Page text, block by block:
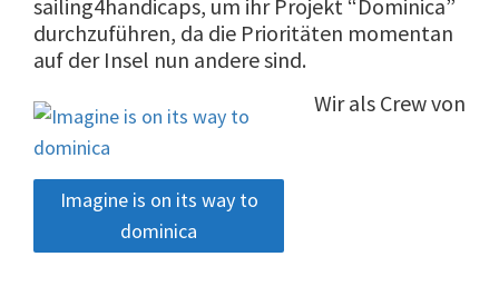
sailing4handicaps, um ihr Projekt “Dominica”
durchzuführen, da die Prioritäten momentan
auf der Insel nun andere sind.
Imagine is on its way to
dominica
Wir als Crew von